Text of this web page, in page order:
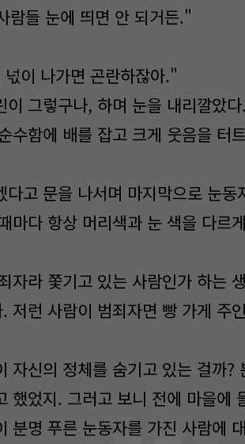
람들 눈에 띄면 안 되거든."
이 나가면 곤란하잖아."
이 그렇구나, 하며 눈을 내리깔았
수함에 배를 잡고 크게 웃음을 터
다고 문을 나서며 마지막으로 눈
마다 항상 머리색과 눈 색을 다르
자라 쫓기고 있는 사람인가 하는
저런 사람이 범죄자면 빵 가게 주
자신의 정체를 숨기고 있는 걸까?
했었지. 그러고 보니 전에 마을에
분명 푸른 눈동자를 가진 사람에